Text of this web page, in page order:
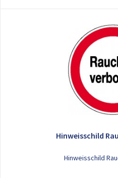
Hinweisschild
Hinweisschild